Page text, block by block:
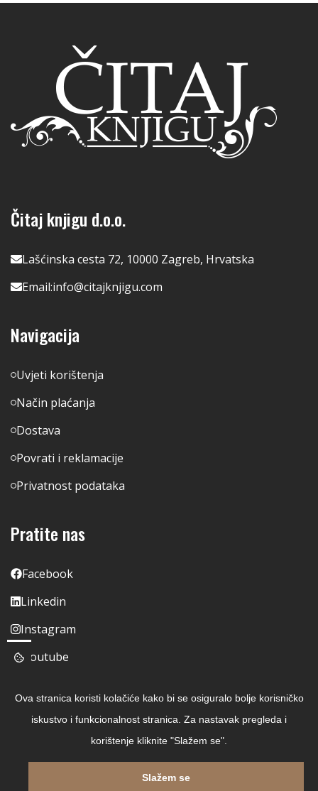
Čitaj knjigu d.o.o.
Lašćinska cesta 72, 10000 Zagreb, Hrvatska
Email:info@citajknjigu.com
Navigacija
Uvjeti korištenja
Način plaćanja
Dostava
Povrati i reklamacije
Privatnost podataka
Pratite nas
Facebook
Linkedin
Instagram
Youtube
Ova stranica koristi kolačiće kako bi se osiguralo bolje korisničko
iskustvo i funkcionalnost stranica. Za nastavak pregleda i
korištenje kliknite "Slažem se".
Slažem se